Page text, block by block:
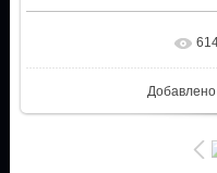
Добавлено